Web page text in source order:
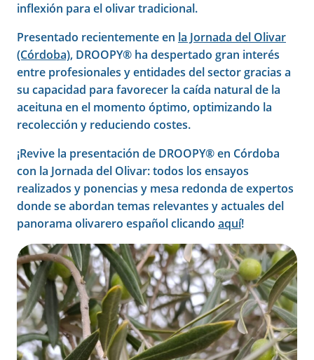
inflexión para el olivar tradicional.
Presentado recientemente en la Jornada del Olivar
(Córdoba), DROOPY® ha despertado gran interés
entre profesionales y entidades del sector gracias a
su capacidad para favorecer la caída natural de la
aceituna en el momento óptimo, optimizando la
recolección y reduciendo costes.
¡Revive la presentación de DROOPY® en Córdoba
con la Jornada del Olivar: todos los ensayos
realizados y ponencias y mesa redonda de expertos
donde se abordan temas relevantes y actuales del
panorama olivarero español clicando aquí!